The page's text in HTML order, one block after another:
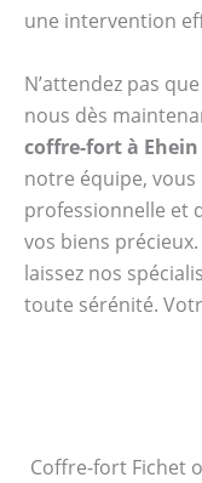
une intervention
N’attendez pas
nous dès
coffre-fort à Ehein
notre équipe, vous
professionnelle et
vos biens
laissez nos
toute sérénité.
Coffre-fort Fichet